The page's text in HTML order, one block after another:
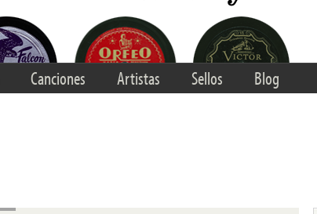
Canciones Artistas Sellos Blog